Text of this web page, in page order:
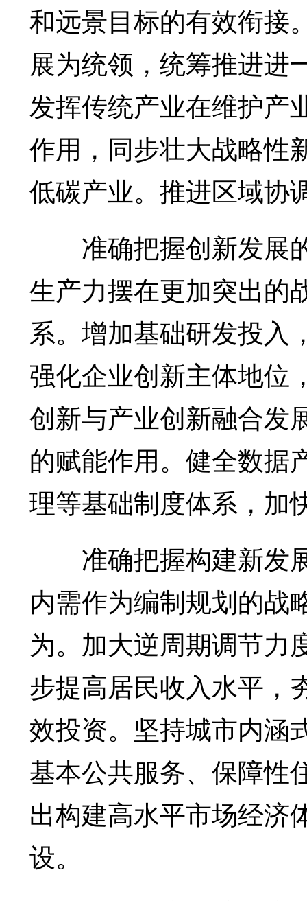
和远景目标的有效衔接
展为统领，统筹推进进
发挥传统产业在维护产
作用，同步壮大战略性
低碳产业。推进区域协
准确把握创新发展
生产力摆在更加突出的
系。增加基础研发投入
强化企业创新主体地位
创新与产业创新融合发
的赋能作用。健全数据
理等基础制度体系，加
准确把握构建新发
内需作为编制规划的战
为。加大逆周期调节力
步提高居民收入水平，
效投资。坚持城市内涵
基本公共服务、保障性
出构建高水平市场经济
设。